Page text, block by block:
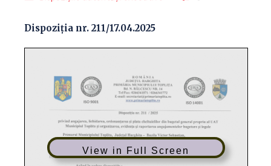
Dispoziția nr. 211/17.04.2025
View in Full Screen